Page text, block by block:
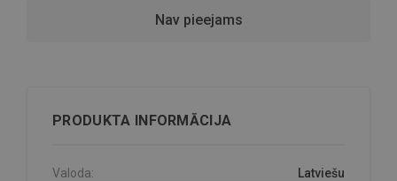
Nav pieejams
PRODUKTA INFORMĀCIJA
Valoda: Latviešu